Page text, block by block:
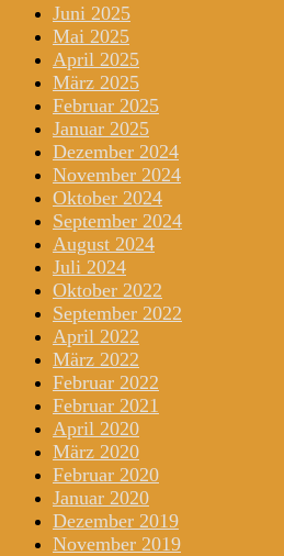
Juni 2025
Mai 2025
April 2025
März 2025
Februar 2025
Januar 2025
Dezember 2024
November 2024
Oktober 2024
September 2024
August 2024
Juli 2024
Oktober 2022
September 2022
April 2022
März 2022
Februar 2022
Februar 2021
April 2020
März 2020
Februar 2020
Januar 2020
Dezember 2019
November 2019